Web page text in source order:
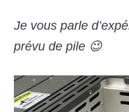
Je vous parle d
prévu de pile 😉